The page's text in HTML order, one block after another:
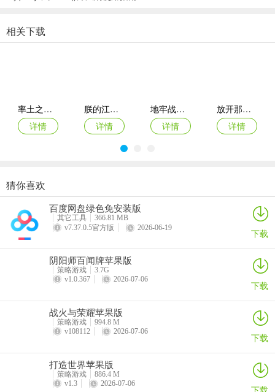
6、下方接到送信任务，收信人在徐州城右上的房间里，进门即可看到
任务
9、到山洞最上面，袁术就在这里，上前开战，将其消灭
v5.0.20版本
【更新】1、新战袍：国色-竹影侠影；
2、新传记：国色；
4、吴国守卫战-【守卫夷陵】；
1、修复称号“夙夜忧叹”错别字；
3、优化“马谡”在武将列表排序；
相关下载
率土之滨ipad版
详情
朕的江山ipad版
详情
地牢战争ios版(Dungeon Warfare)
详情
放开那三国2ipad版
详情
帝国霸略March of Empires: Strategy MMO
详情
阴阳师百闻牌苹果版
详情
重返帝国苹果版
重建家园iOS版
猜你喜欢
百度网盘绿色免安装版
其它工具
366.81 MB
v7.37.0.5官方版
2026-06-19 下载
阴阳师百闻牌苹果版
策略游戏
3.7G
v1.0.367
2026-07-06 下载
战火与荣耀苹果版
策略游戏
994.8 M
v108112
2026-07-06 下载
打造世界苹果版
策略游戏
886.4 M
v1.3
2026-07-06 下载